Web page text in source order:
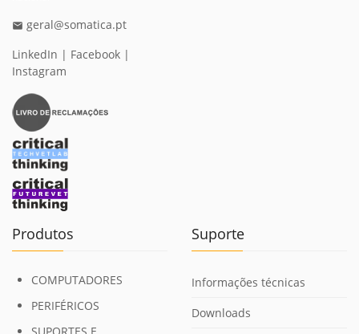
email geral@somatica.pt
LinkedIn | Facebook |
Instagram
Produtos
COMPUTADORES
PERIFÉRICOS
Suporte
Informações técnicas
Downloads